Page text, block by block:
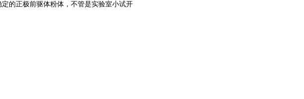
的正极前驱体粉体，不管是实验室小试开